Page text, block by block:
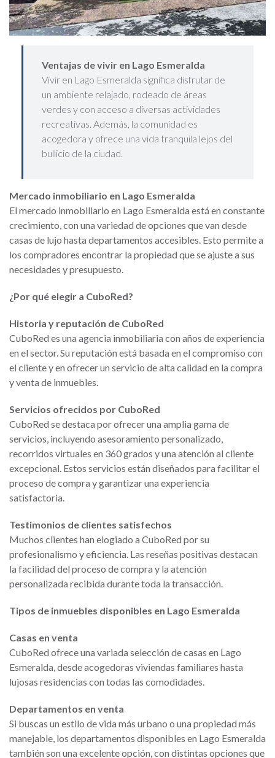
Ventajas de vivir en Lago Esmeralda
Vivir en Lago Esmeralda significa disfrutar de
un ambiente relajado, rodeado de áreas
verdes y con acceso a diversas actividades
recreativas. Además, la comunidad es
acogedora y ofrece una vida tranquila lejos del
bullicio de la ciudad.
Mercado inmobiliario en Lago Esmeralda
El mercado inmobiliario en Lago Esmeralda está en constante
crecimiento, con una variedad de opciones que van desde
casas de lujo hasta departamentos accesibles. Esto permite a
los compradores encontrar la propiedad que se ajuste a sus
necesidades y presupuesto.
¿Por qué elegir a CuboRed?
Historia y reputación de CuboRed
CuboRed es una agencia inmobiliaria con años de experiencia
en el sector. Su reputación está basada en el compromiso con
el cliente y en ofrecer un servicio de alta calidad en la compra
y venta de inmuebles.
Servicios ofrecidos por CuboRed
CuboRed se destaca por ofrecer una amplia gama de
servicios, incluyendo asesoramiento personalizado,
recorridos virtuales en 360 grados y una atención al cliente
excepcional. Estos servicios están diseñados para facilitar el
proceso de compra y garantizar una experiencia
satisfactoria.
Testimonios de clientes satisfechos
Muchos clientes han elogiado a CuboRed por su
profesionalismo y eficiencia. Las reseñas positivas destacan
la facilidad del proceso de compra y la atención
personalizada recibida durante toda la transacción.
Tipos de inmuebles disponibles en Lago Esmeralda
Casas en venta
CuboRed ofrece una variada selección de casas en Lago
Esmeralda, desde acogedoras viviendas familiares hasta
lujosas residencias con todas las comodidades.
Departamentos en venta
Si buscas un estilo de vida más urbano o una propiedad más
manejable, los departamentos disponibles en Lago Esmeralda
también son una excelente opción, con distintas opciones que